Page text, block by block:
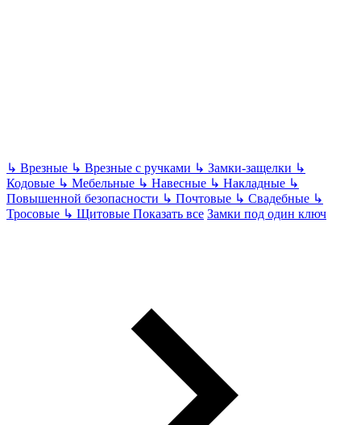
↳ Врезные ↳ Врезные с ручками ↳ Замки-защелки ↳
Кодовые ↳ Мебельные ↳ Навесные ↳ Накладные ↳
Повышенной безопасности ↳ Почтовые ↳ Свадебные ↳
Тросовые ↳ Щитовые Показать все Замки под один ключ